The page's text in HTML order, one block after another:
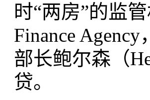
时“两房”的监
Finance
部长鲍尔森（
贷。